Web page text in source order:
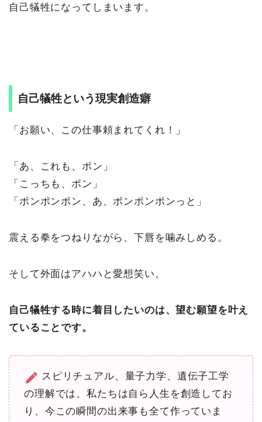
自己犠牲になってしまいます。
自己犠牲という現実創造癖
「お願い、この仕事頼まれてくれ！」
「あ、これも、ポン」
「こっちも、ポン」
「ポンポンポン、あ、ポンポンポンっと」
震える拳をつねりながら、下唇を噛みしめる。
そして外面はアハハと愛想笑い。
自己犠牲する時に着目したいのは、望む願望を叶え
ていることです。
スピリチュアル、量子力学、遺伝子工学
の理解では、私たちは自ら人生を創造してお
り、今この瞬間の出来事も全て作っていま